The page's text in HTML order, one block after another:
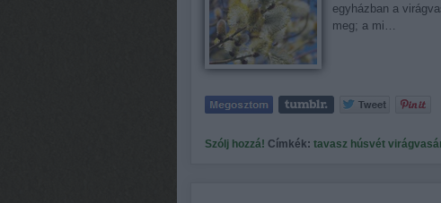
egyházban a
meg; a mi…
Szólj hozzá! Címkék: tavasz húsvét